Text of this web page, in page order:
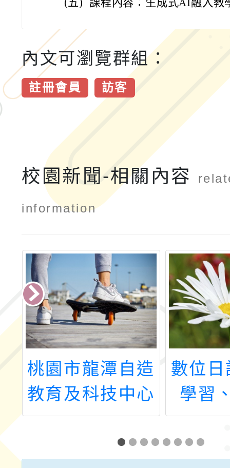
(五) 課程內容：生成式AI融入
內文可瀏覽群組：
註冊會員 訪客
校園新聞-相關內容
information
數位日記、合作
學習、情緒教
育：SDGs議題
導入教案分享
桃園
教育
115年